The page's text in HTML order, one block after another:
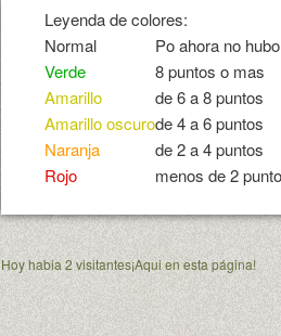
Leyenda de colores:
Normal
Po ahora no
Verde
8 puntos o mas
Amarillo
de 6 a 8 puntos
Amarillo oscurode 4 a 6 puntos
Naranja
de 2 a 4 puntos
Rojo
menos de 2
Hoy habia 2 visitantes¡Aqui en esta página!